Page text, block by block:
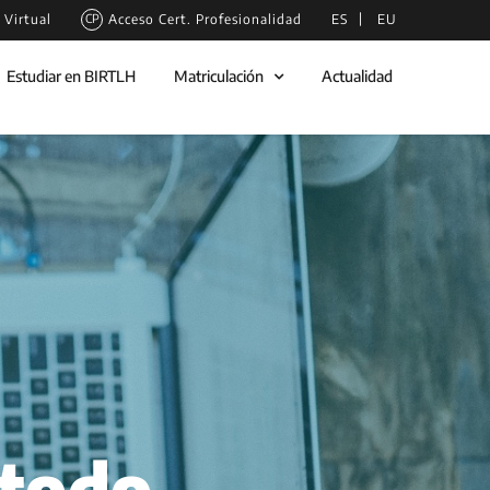
Virtual Acceso Cert. Profesionalidad ES EU
Estudiar en BIRTLH Matriculación Actualidad